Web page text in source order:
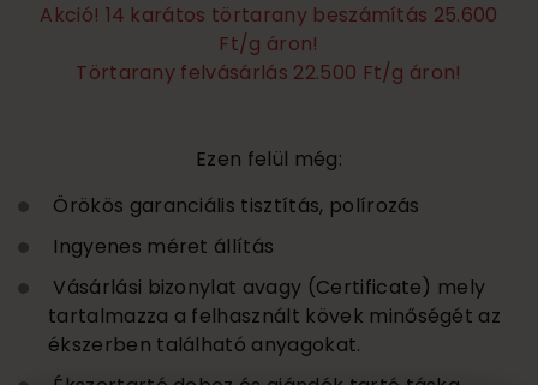
Akció! 14 karátos törtarany beszámítás 25.600
Ft/g áron!
Törtarany felvásárlás 22.500 Ft/g áron!
Ezen felül még:
Örökös garanciális tisztítás, polírozás
Ingyenes méret állítás
Vásárlási bizonylat avagy (Certificate) mely
tartalmazza a felhasznált kövek minőségét az
ékszerben található anyagokat.